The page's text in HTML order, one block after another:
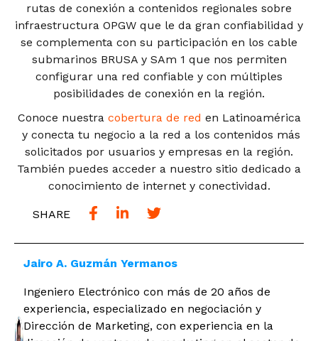
rutas de conexión a contenidos regionales sobre
infraestructura OPGW que le da gran confiabilidad y
se complementa con su participación en los cable
submarinos BRUSA y SAm 1 que nos permiten
configurar una red confiable y con múltiples
posibilidades de conexión en la región.
Conoce nuestra cobertura de red en Latinoamérica
y conecta tu negocio a la red a los contenidos más
solicitados por usuarios y empresas en la región.
También puedes acceder a nuestro sitio dedicado a
conocimiento de internet y conectividad.
SHARE
Jairo A. Guzmán Yermanos
Ingeniero Electrónico con más de 20 años de
experiencia, especializado en negociación y
Dirección de Marketing, con experiencia en la